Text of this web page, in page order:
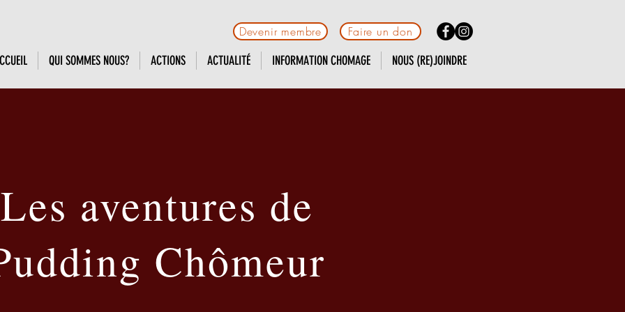
Devenir membre
Faire un don
QUI SOMMES NOUS? ACTIONS ACTUALITÉ INFORMATION CHOMAGE NOUS (RE)JOINDRE
Les aventures de
Chômeur